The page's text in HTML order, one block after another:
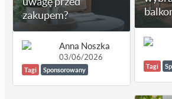
zakupem?
Anna Noszka
03/06/2026
Tagi Sponsorowany
Tagi